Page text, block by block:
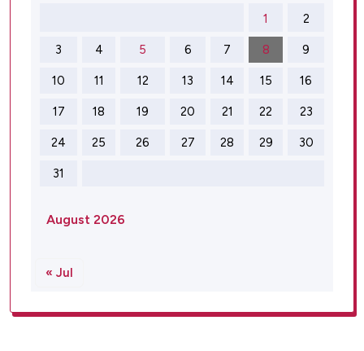
August 2026
1 2
3 4 5 6 7 8 9
10 11 12 13 14 15 16
17 18 19 20 21 22 23
24 25 26 27 28 29 30
31
« Jul